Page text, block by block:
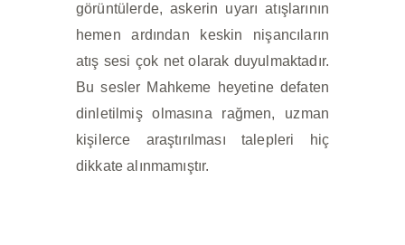
görüntülerde, askerin uyarı atışlarının
hemen ardından keskin nişancıların
atış sesi çok net olarak duyulmaktadır.
Bu sesler Mahkeme heyetine defaten
dinletilmiş olmasına rağmen, uzman
kişilerce araştırılması talepleri hiç
dikkate alınmamıştır.